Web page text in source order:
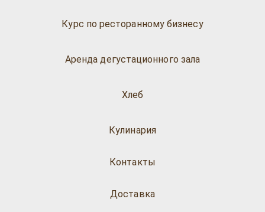
Курс по ресторанному бизнесу
Аренда дегустационного зала
Хлеб
Кулинария
Доставка
Контакты